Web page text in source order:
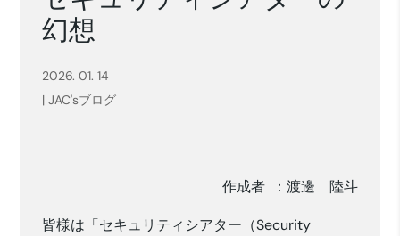
幻想
2026. 01. 14
|JAC'sブログ
作成者 ：渡邊 陸斗
皆様は「セキュリティシアター（Security